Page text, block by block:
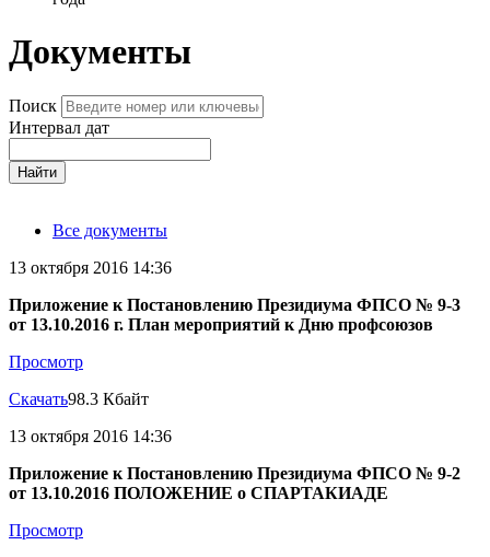
Документы
Поиск
Интервал дат
Найти
Все документы
13 октября 2016 14:36
Приложение к Постановлению Президиума ФПСО № 9-3
от 13.10.2016 г. План мероприятий к Дню профсоюзов
Просмотр
Скачать98.3 Кбайт
13 октября 2016 14:36
Приложение к Постановлению Президиума ФПСО № 9-2
от 13.10.2016 ПОЛОЖЕНИЕ о СПАРТАКИАДЕ
Просмотр